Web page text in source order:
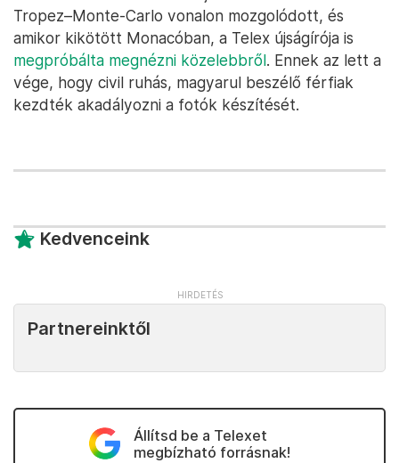
Tropez–Monte-Carlo vonalon mozgolódott, és
amikor kikötött Monacóban, a Telex újságírója is
megpróbálta megnézni közelebbről. Ennek az lett a
vége, hogy civil ruhás, magyarul beszélő férfiak
kezdték akadályozni a fotók készítését.
Kedvenceink
Partnereinktől
Állítsd be a Telexet
megbízható forrásnak!